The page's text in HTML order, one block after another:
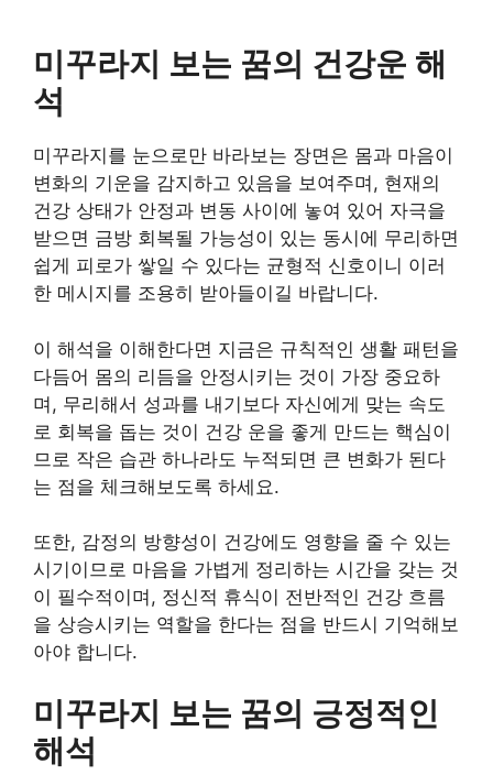
미꾸라지 보는 꿈의 건강운 해
석
미꾸라지를 눈으로만 바라보는 장면은 몸과 마음이
변화의 기운을 감지하고 있음을 보여주며, 현재의
건강 상태가 안정과 변동 사이에 놓여 있어 자극을
받으면 금방 회복될 가능성이 있는 동시에 무리하면
쉽게 피로가 쌓일 수 있다는 균형적 신호이니 이러
한 메시지를 조용히 받아들이길 바랍니다.
이 해석을 이해한다면 지금은 규칙적인 생활 패턴을
다듬어 몸의 리듬을 안정시키는 것이 가장 중요하
며, 무리해서 성과를 내기보다 자신에게 맞는 속도
로 회복을 돕는 것이 건강 운을 좋게 만드는 핵심이
므로 작은 습관 하나라도 누적되면 큰 변화가 된다
는 점을 체크해보도록 하세요.
또한, 감정의 방향성이 건강에도 영향을 줄 수 있는
시기이므로 마음을 가볍게 정리하는 시간을 갖는 것
이 필수적이며, 정신적 휴식이 전반적인 건강 흐름
을 상승시키는 역할을 한다는 점을 반드시 기억해보
아야 합니다.
미꾸라지 보는 꿈의 긍정적인
해석